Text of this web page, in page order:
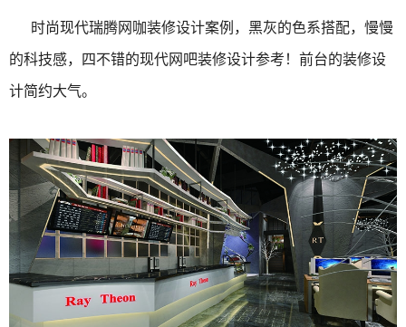
时尚现代瑞腾网咖装修设计案例，黑灰的色系搭配，慢慢
的科技感，四不错的现代网吧装修设计参考！前台的装修设
计简约大气。